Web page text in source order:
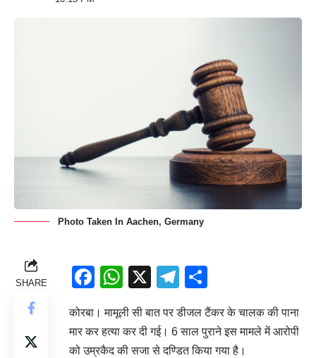
Photo Taken In Aachen, Germany
SHARE Facebook
WhatsApp
X Telegram
कोरबा। मामूली सी बात पर डीजल टैंकर के चालक की पाना
मार कर हत्या कर दी गई। 6 साल पुराने इस मामले में आरोपी
को उम्रकैद की सजा से दण्डित किया गया है।